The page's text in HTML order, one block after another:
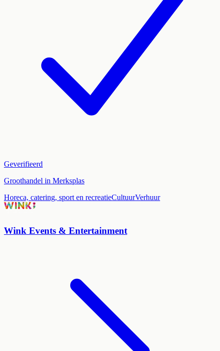
Geverifieerd
Groothandel in Merksplas
Horeca, catering, sport en recreatieCultuurVerhuur
Wink Events & Entertainment